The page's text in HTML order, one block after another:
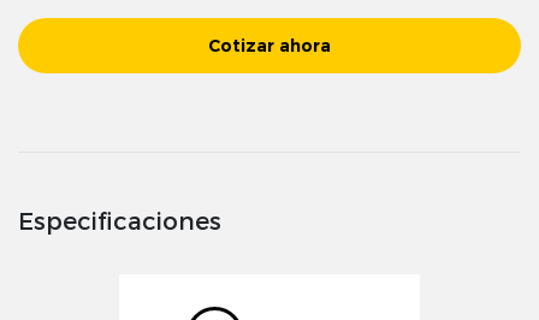
Cotizar ahora
Especificaciones